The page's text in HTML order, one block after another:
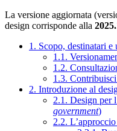
La versione aggiornata
design corrisponde alla
1. Scopo, destinatari
1.1.
1.2.
1.3.
2. Introduzione al
2.1. Design per
government)
2.2.